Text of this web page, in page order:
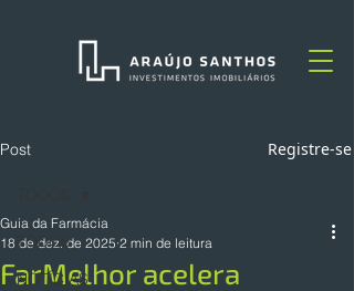
Post Registre-se
TODOS
NOTÍCIAS
FarMelhor acelera
Guia da Farmácia
18 de dez. de 2025 2 min de leitura